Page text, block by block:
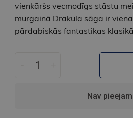
vienkāršs vecmodīgs stāstu
murgainā Drakula sāga ir
pārdabiskās fantastikas
Nav